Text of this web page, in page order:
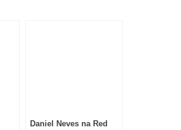
Daniel Neves na Red